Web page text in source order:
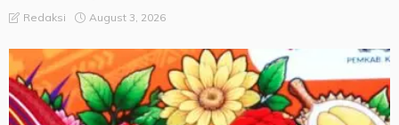
Redaksi August 3, 2026